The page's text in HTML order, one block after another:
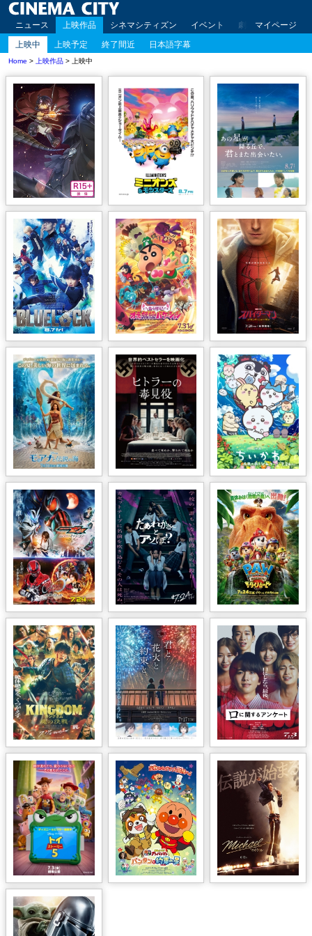
ニュース 上映作品 シネマシティズン イベント 劇場案内 アク
マイページ
上映中
上映予定 終了間近 日本語字幕
Home > 上映作品 > 上映中